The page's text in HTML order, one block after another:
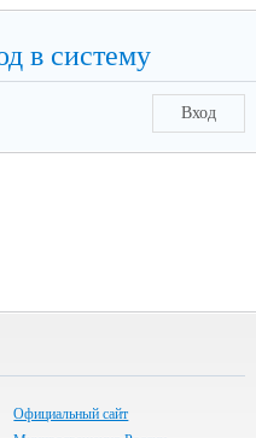
в систему
Вход
Официальный сайт